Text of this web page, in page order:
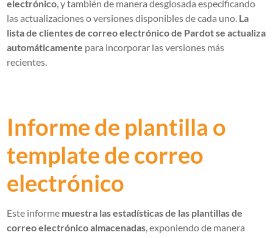
electrónico , y también de manera desglosada especificando
las actualizaciones o versiones disponibles de cada uno. La
lista de clientes de correo electrónico de Pardot se actualiza
automáticamente para incorporar las versiones más
recientes.
Informe de plantilla o
template de correo
electrónico
Este informe muestra las estadísticas de las plantillas de
correo electrónico almacenadas , exponiendo de manera